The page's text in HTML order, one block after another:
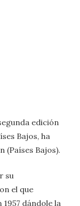
edición
Bajos, ha
(Países Bajos).
su
el que
dándole la